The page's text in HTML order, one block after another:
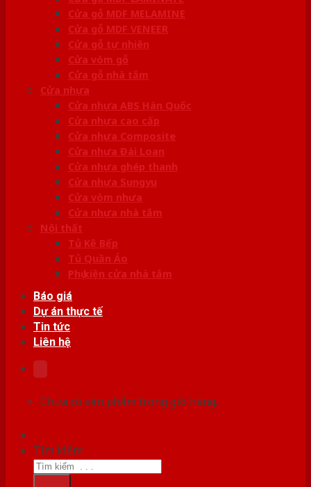
Cửa gỗ MDF MELAMINE
Cửa gỗ MDF VENEER
Cửa gỗ tự nhiên
Cửa vòm gỗ
Cửa gỗ nhà tắm
Cửa nhựa
Cửa nhựa ABS Hàn Quốc
Cửa nhựa cao cấp
Cửa nhựa Composite
Cửa nhựa Đài Loan
Cửa nhựa ghép thanh
Cửa nhựa Sungyu
Cửa vòm nhựa
Cửa nhựa nhà tắm
Nội thất
Tủ Kệ Bếp
Tủ Quần Áo
Phụ kiện cửa nhà tắm
Báo giá
Dự án thực tế
Tin tức
Liên hệ
Chưa có sản phẩm trong giỏ hàng.
Tìm kiếm: